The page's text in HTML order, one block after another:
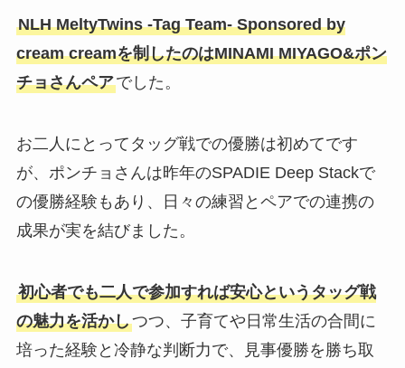
NLH MeltyTwins -Tag Team- Sponsored by
cream creamを制したのはMINAMI MIYAGO&ポン
チョさんペアでした。
お二人にとってタッグ戦での優勝は初めてです
が、ポンチョさんは昨年のSPADIE Deep Stackで
の優勝経験もあり、日々の練習とペアでの連携の
成果が実を結びました。
初心者でも二人で参加すれば安心というタッグ戦
の魅力を活かしつつ、子育てや日常生活の合間に
培った経験と冷静な判断力で、見事優勝を勝ち取